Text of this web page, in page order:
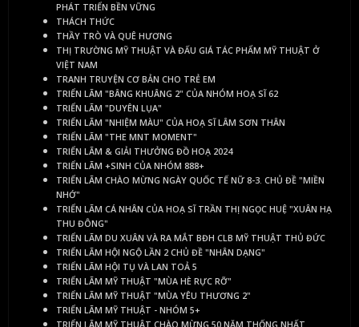
PHÁT TRIỂN BỀN VỮNG
THÁCH THỨC
THẦY TRÒ VÀ QUÊ HƯƠNG
THỊ TRƯỜNG MỸ THUẬT VÀ ĐẤU GIÁ TÁC PHẨM MỸ THUẬT Ở
VIỆT NAM
TRANH TRUYỆN CƠ BẢN CHO TRẺ EM
TRIỂN LÃM "BÂNG KHUÂNG 2" CỦA NHÓM HOẠ SĨ 62
TRIỂN LÃM "DUYÊN LỤA"
TRIỂN LÃM "NHIỆM MÀU" CỦA HOẠ SĨ LÂM SƠN THÂN
TRIỂN LÃM "THE MNT MOMENT"
TRIỂN LÃM & GIẢI THƯỞNG ĐỒ HOẠ 2024
TRIỂN LÃM +SINH CỦA NHÓM 888+
TRIỂN LÃM CHÀO MỪNG NGÀY QUỐC TẾ NỮ 8-3. CHỦ ĐỀ "MIỀN
NHỚ"
TRIỂN LÃM CÁ NHÂN CỦA HOẠ SĨ TRẦN THỊ NGỌC HUỆ "XUÂN HẠ
THU ĐÔNG"
TRIỂN LÃM DU XUÂN VÀ RA MẮT BĐH CLB MỸ THUẬT THỦ ĐỨC
TRIỂN LÃM HỘI NGỘ LẦN 2 CHỦ ĐỀ "NHÂN DẠNG"
TRIỂN LÃM HỘI TỤ VÀ LAN TOẢ 5
TRIỂN LÃM MỸ THUẬT "MÙA HÈ RỰC RỠ"
TRIỂN LÃM MỸ THUẬT "MÙA YÊU THƯƠNG 2"
TRIỂN LÃM MỸ THUẬT - NHÓM 5+
TRIỂN LÃM MỸ THUẬT CHÀO MỪNG 50 NĂM THỐNG NHẤT